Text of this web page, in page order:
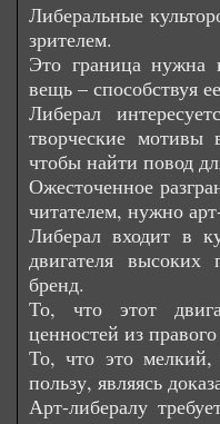
Либеральные
зрителем.
Это граница нужна
вещь – способствуя
Либерал
творческие мотивы
чтобы найти повод
Ожесточенное
читателем, нужно
Либерал входит в
двигателя высоких
бренд.
То, что этот
ценностей из
То, что это мелкий,
пользу, являясь
Арт-либералу